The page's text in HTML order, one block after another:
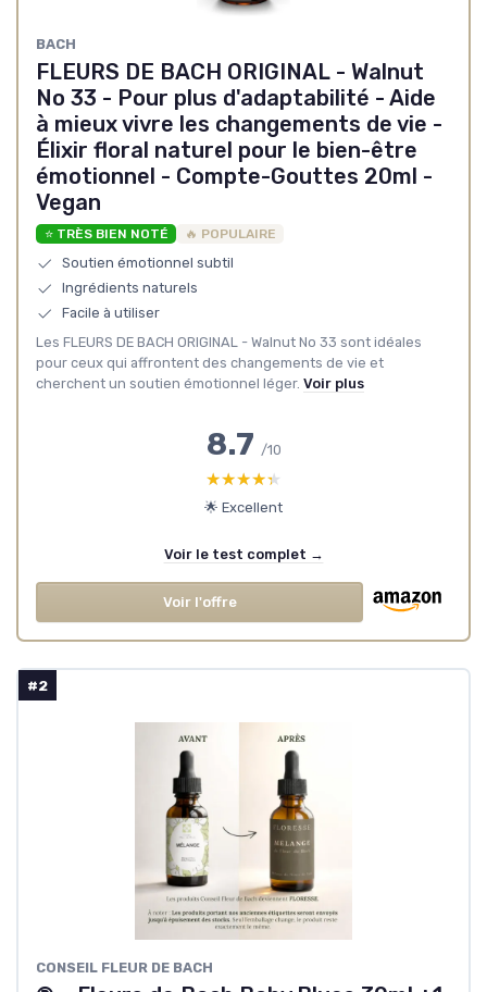
‎BACH
FLEURS DE BACH ORIGINAL - Walnut
No 33 - Pour plus d'adaptabilité - Aide
à mieux vivre les changements de vie -
Élixir floral naturel pour le bien-être
émotionnel - Compte-Gouttes 20ml -
Vegan
⭐ TRÈS BIEN NOTÉ 🔥 POPULAIRE
Soutien émotionnel subtil
Ingrédients naturels
Facile à utiliser
Les FLEURS DE BACH ORIGINAL - Walnut No 33 sont idéales
pour ceux qui affrontent des changements de vie et
cherchent un soutien émotionnel léger. Voir plus
8.7 /10
★★★★★
★★★★★
🌟 Excellent
Voir le test complet →
Voir l'offre
#2
‎CONSEIL FLEUR DE BACH